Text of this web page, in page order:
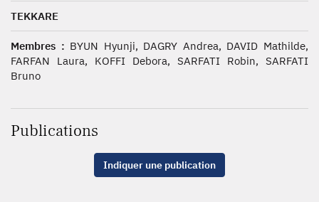
TEKKARE
Membres : BYUN Hyunji, DAGRY Andrea, DAVID Mathilde,
FARFAN Laura, KOFFI Debora, SARFATI Robin, SARFATI
Bruno
Publications
Indiquer une publication